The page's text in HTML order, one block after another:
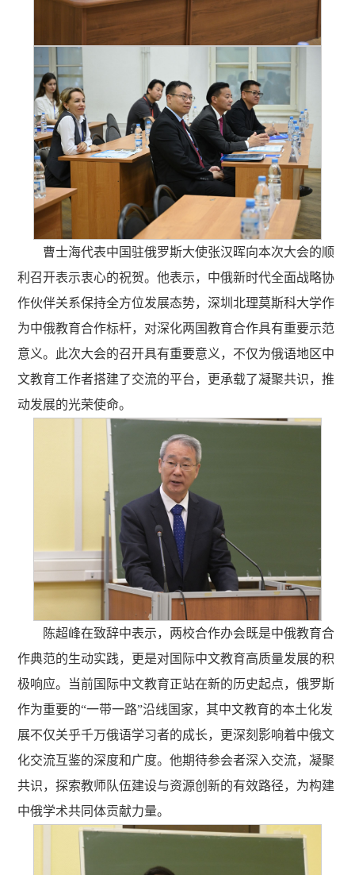
曹士海代表中国驻俄罗斯大使张汉晖向本次大会的顺
利召开表示衷心的祝贺。他表示，中俄新时代全面战略协
作伙伴关系保持全方位发展态势，深圳北理莫斯科大学作
为中俄教育合作标杆，对深化两国教育合作具有重要示范
意义。此次大会的召开具有重要意义，不仅为俄语地区中
文教育工作者搭建了交流的平台，更承载了凝聚共识，推
动发展的光荣使命。
陈超峰在致辞中表示，两校合作办会既是中俄教育合
作典范的生动实践，更是对国际中文教育高质量发展的积
极响应。当前国际中文教育正站在新的历史起点，俄罗斯
作为重要的“一带一路”沿线国家，其中文教育的本土化发
展不仅关乎千万俄语学习者的成长，更深刻影响着中俄文
化交流互鉴的深度和广度。他期待参会者深入交流，凝聚
共识，探索教师队伍建设与资源创新的有效路径，为构建
中俄学术共同体贡献力量。